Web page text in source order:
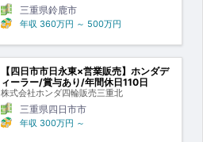
三重県鈴鹿市
年収 360万円 ～ 500万円
【四日市市日永東×営業販売】ホンダデ
ィーラー/賞与あり/年間休日110日
株式会社ホンダ四輪販売三重北
三重県四日市市
年収 300万円 ～